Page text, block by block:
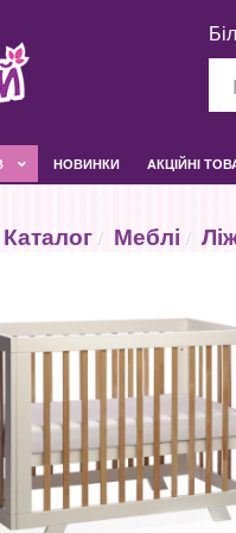
НОВИНКИ AКЦІЙНІ
Каталог Меблі